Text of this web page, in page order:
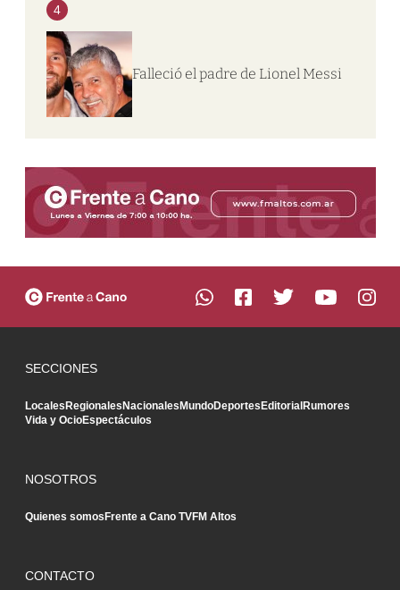
4
Falleció el padre de Lionel Messi
SECCIONES
Locales Regionales Nacionales MundoDeportes Editorial Rumores
Vida y OcioEspectáculos
NOSOTROS
Quienes somos Frente a Cano TVFM Altos
CONTACTO